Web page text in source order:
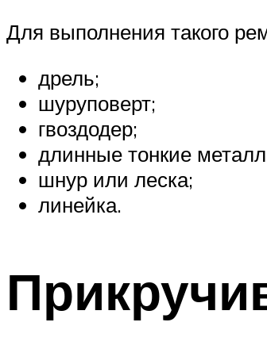
Для выполнения такого
дрель;
шуруповерт;
гвоздодер;
длинные тонкие
шнур или леска;
линейка.